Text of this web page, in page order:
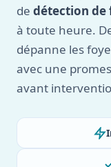
de détection de
à toute heure.
dépanne les
avec une
avant